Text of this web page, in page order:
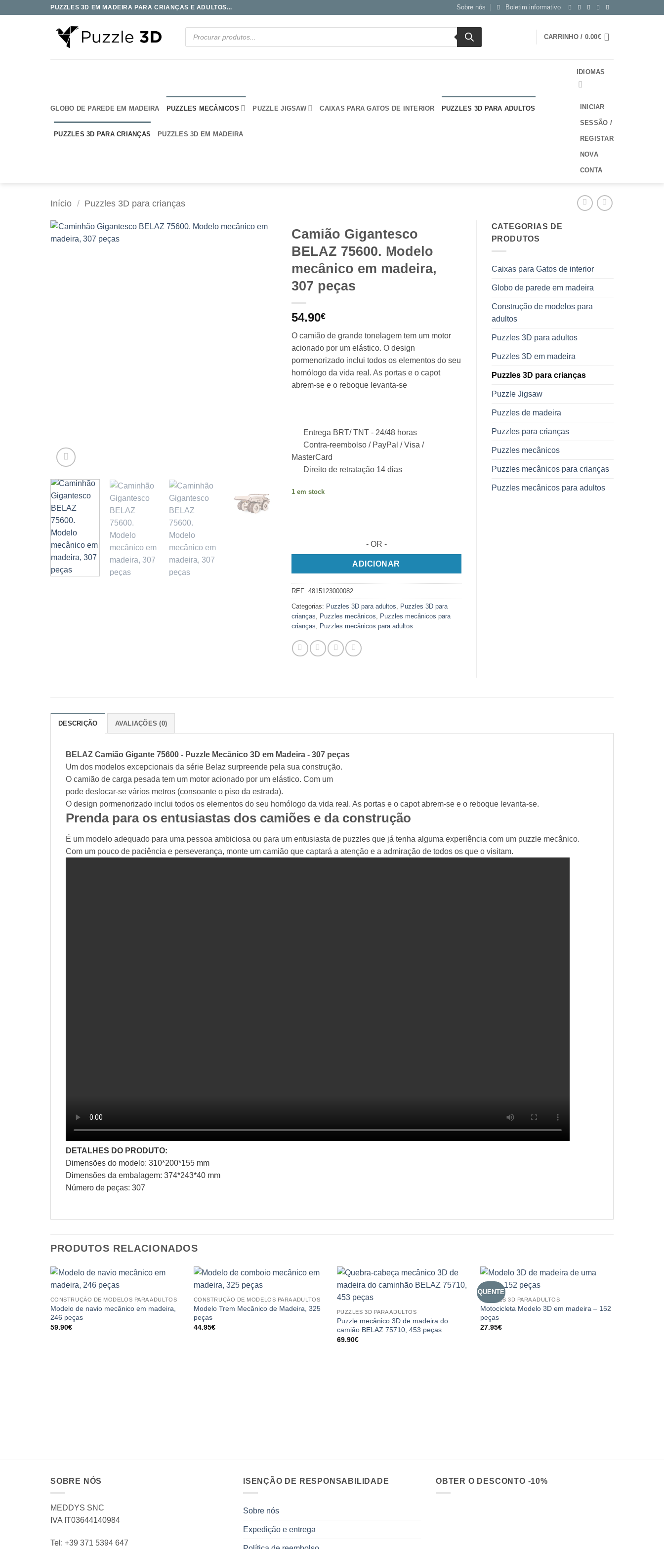
PUZZLES 3D EM MADEIRA PARA CRIANÇAS E ADULTOS... Sobre nós Boletim informativo
Products
search
CARRINHO / 0.00€
GLOBO DE PAREDE EM MADEIRA PUZZLES MECÂNICOS PUZZLE JIGSAW CAIXAS PARA GATOS DE INTERIOR PUZZLES 3D PARA ADULTOS
PUZZLES 3D PARA CRIANÇAS PUZZLES 3D EM MADEIRA
IDIOMAS
INICIAR
SESSÃO /
REGISTAR
NOVA
CONTA
Início / Puzzles 3D para crianças
Camião Gigantesco
BELAZ 75600. Modelo
mecânico em madeira,
307 peças
54.90€
O camião de grande tonelagem tem um motor
acionado por um elástico. O design
pormenorizado inclui todos os elementos do seu
homólogo da vida real. As portas e o capot
abrem-se e o reboque levanta-se
Entrega BRT/ TNT -24/48 horas
Contra-reembolso / PayPal / Visa /
MasterCard
Direito de retratação 14 dias
1 em stock
- OR -
ADICIONAR
REF: 4815123000082
Categorias: Puzzles 3D para adultos, Puzzles 3D para
crianças, Puzzles mecânicos, Puzzles mecânicos para
crianças, Puzzles mecânicos para adultos
CATEGORIAS DE
PRODUTOS
Caixas para Gatos de interior
Globo de parede em madeira
Construção de modelos para
adultos
Puzzles 3D para adultos
Puzzles 3D em madeira
Puzzles 3D para crianças
Puzzle Jigsaw
Puzzles de madeira
Puzzles para crianças
Puzzles mecânicos
Puzzles mecânicos para crianças
Puzzles mecânicos para adultos
DESCRIÇÃO AVALIAÇÕES (0)
BELAZ Camião Gigante 75600 - Puzzle Mecânico 3D em Madeira - 307 peças
Um dos modelos excepcionais da série Belaz surpreende pela sua construção.
O camião de carga pesada tem um motor acionado por um elástico. Com um
pode deslocar-se vários metros (consoante o piso da estrada).
O design pormenorizado inclui todos os elementos do seu homólogo da vida real. As portas e o capot abrem-se e o reboque levanta-se.
Prenda para os entusiastas dos camiões e da construção
É um modelo adequado para uma pessoa ambiciosa ou para um entusiasta de puzzles que já tenha alguma experiência com um puzzle mecânico.
Com um pouco de paciência e perseverança, monte um camião que captará a atenção e a admiração de todos os que o visitam.
DETALHES DO PRODUTO:
Dimensões do modelo: 310*200*155 mm
Dimensões da embalagem: 374*243*40 mm
Número de peças: 307
PRODUTOS RELACIONADOS
CONSTRUÇÃO DE MODELOS PARA ADULTOS
Modelo de navio mecânico em madeira,
246 peças
59.90€
CONSTRUÇÃO DE MODELOS PARA ADULTOS
Modelo Trem Mecânico de Madeira, 325
peças
44.95€
PUZZLES 3D PARA ADULTOS
Puzzle mecânico 3D de madeira do
camião BELAZ 75710, 453 peças
69.90€
QUENTE
PUZZLES 3D PARA ADULTOS
Motocicleta Modelo 3D em madeira – 152
peças
27.95€
SOBRE NÓS
MEDDYS SNC
IVA IT03644140984
Tel: +39 371 5394 647
ISENÇÃO DE RESPONSABILIDADE
Sobre nós
Expedição e entrega
OBTER O DESCONTO -10%